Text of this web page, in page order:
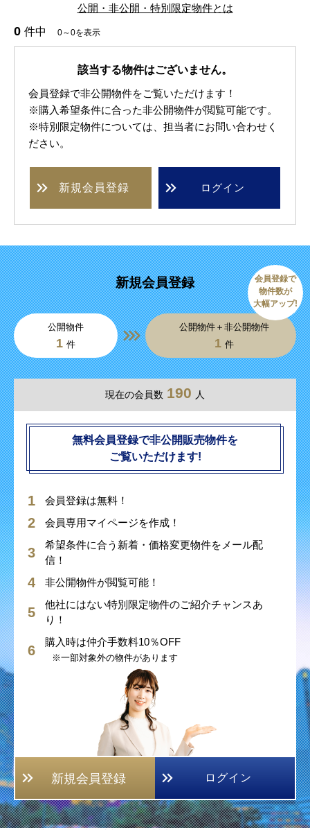
公開・非公開・特別限定物件とは
0 件中 0～0を表示
該当する物件はございません。
会員登録で非公開物件をご覧いただけます！
※購入希望条件に合った非公開物件が閲覧可能です。
※特別限定物件については、担当者にお問い合わせく
ださい。
新規会員登録 ログイン
新規会員登録
公開物件
1 件
公開物件＋非公開物件
1 件
会員登録で
物件数が
大幅アップ!
現在の会員数 190 人
無料会員登録で非公開販売物件を
ご覧いただけます!
会員登録は無料！
会員専用マイページを作成！
希望条件に合う新着・価格変更物件をメール配
信！
非公開物件が閲覧可能！
他社にはない特別限定物件のご紹介チャンスあ
り！
購入時は仲介手数料10％OFF
※一部対象外の物件があります
新規会員登録 ログイン